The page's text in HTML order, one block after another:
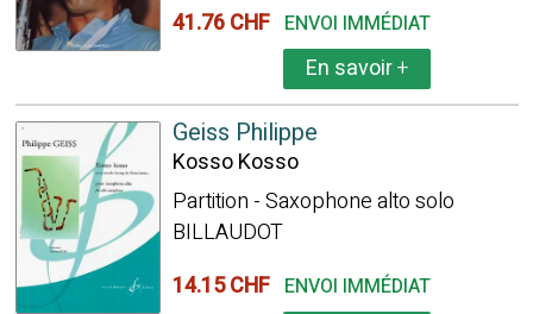
41.76 CHF ENVOI IMMÉDIAT
En savoir+
Geiss Philippe
Kosso Kosso
Partition - Saxophone alto solo
BILLAUDOT
14.15 CHF ENVOI IMMÉDIAT